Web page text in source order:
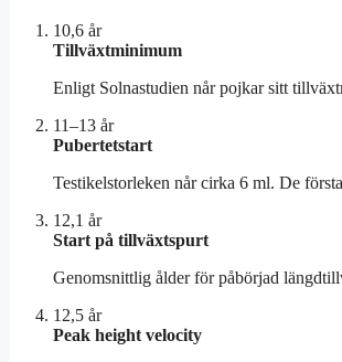
10,6 år
Tillväxtminimum
Enligt Solnastudien når pojkar sitt
11–13 år
Pubertetstart
Testikelstorleken når cirka 6 ml. De
12,1 år
Start på tillväxtspurt
Genomsnittlig ålder för påbörjad
12,5 år
Peak height velocity